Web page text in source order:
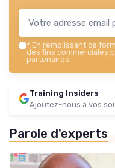
* En remplissant ce
des fins commerciales
partenaires.
Training Insiders
Ajoutez-nous à vos
Parole d'experts